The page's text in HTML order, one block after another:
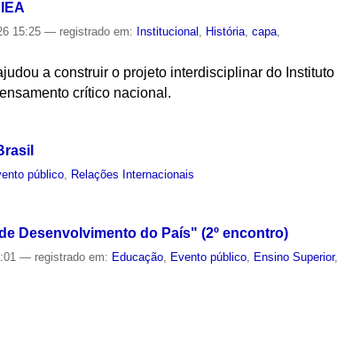
15:25— registrado em: Institucional História ,capa
a construir o projeto interdisciplinar do Instituto
crítico nacional.
público, Relações Internacionais
Desenvolvimento do País" (2º encontro)
— registrado em: Educação Evento público Ensino Superior,